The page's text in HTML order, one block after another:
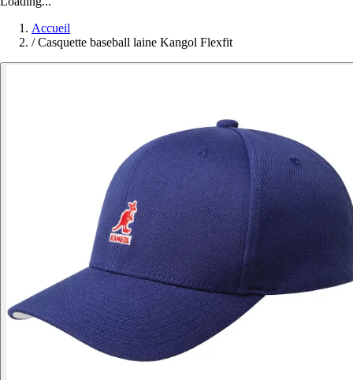
Accueil
/ Casquette baseball laine Kangol Flexfit